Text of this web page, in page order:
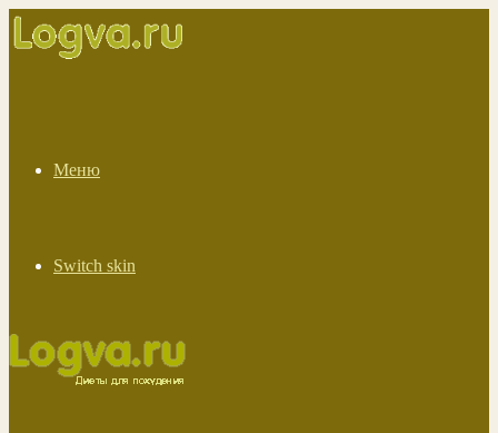
Меню
Switch skin